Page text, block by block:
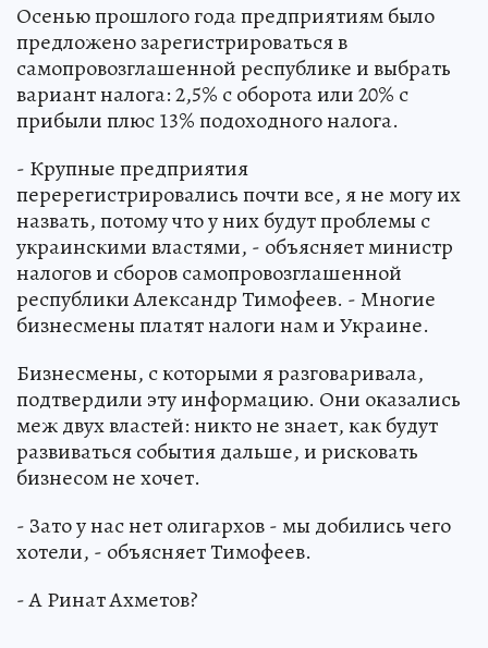
Осенью прошлого года предприятиям было
предложено зарегистрироваться в
самопровозглашенной республике и выбрать
вариант налога: 2,5% с оборота или 20% с
прибыли плюс 13% подоходного налога.
- Крупные предприятия
перерегистрировались почти все, я не могу их
назвать, потому что у них будут проблемы с
украинскими властями, - объясняет министр
налогов и сборов самопровозглашенной
республики Александр Тимофеев. - Многие
бизнесмены платят налоги нам и Украине.
Бизнесмены, с которыми я разговаривала,
подтвердили эту информацию. Они оказались
меж двух властей: никто не знает, как будут
развиваться события дальше, и рисковать
бизнесом не хочет.
- Зато у нас нет олигархов - мы добились чего
хотели, - объясняет Тимофеев.
- А Ринат Ахметов?